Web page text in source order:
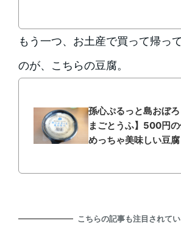
もう一つ、お土産で買って帰っ
のが、こちらの豆腐。
孫心ぷるっと島おぼ
まごとうふ】500円の
めっちゃ美味しい豆腐
こちらの記事も注目されて